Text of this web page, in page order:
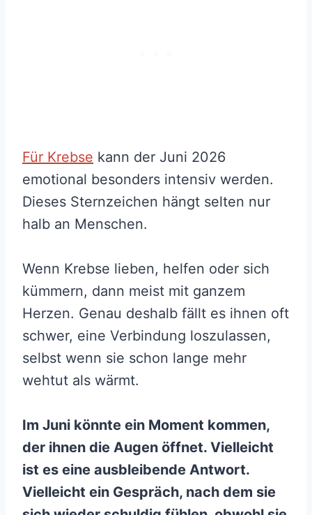
Für Krebse kann der Juni 2026
emotional besonders intensiv werden.
Dieses Sternzeichen hängt selten nur
halb an Menschen.
Wenn Krebse lieben, helfen oder sich
kümmern, dann meist mit ganzem
Herzen. Genau deshalb fällt es ihnen oft
schwer, eine Verbindung loszulassen,
selbst wenn sie schon lange mehr
wehtut als wärmt.
Im Juni könnte ein Moment kommen,
der ihnen die Augen öffnet. Vielleicht
ist es eine ausbleibende Antwort.
Vielleicht ein Gespräch, nach dem sie